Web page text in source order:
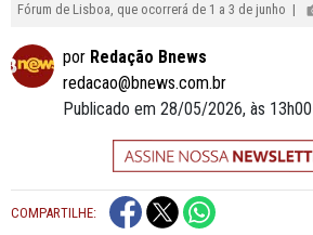
Fórum de Lisboa, que ocorrerá de 1 a 3 de junho |
por Redação Bnews
redacao@bnews.com.br
Publicado em 28/05/2026, às 13h00
COMPARTILHE: